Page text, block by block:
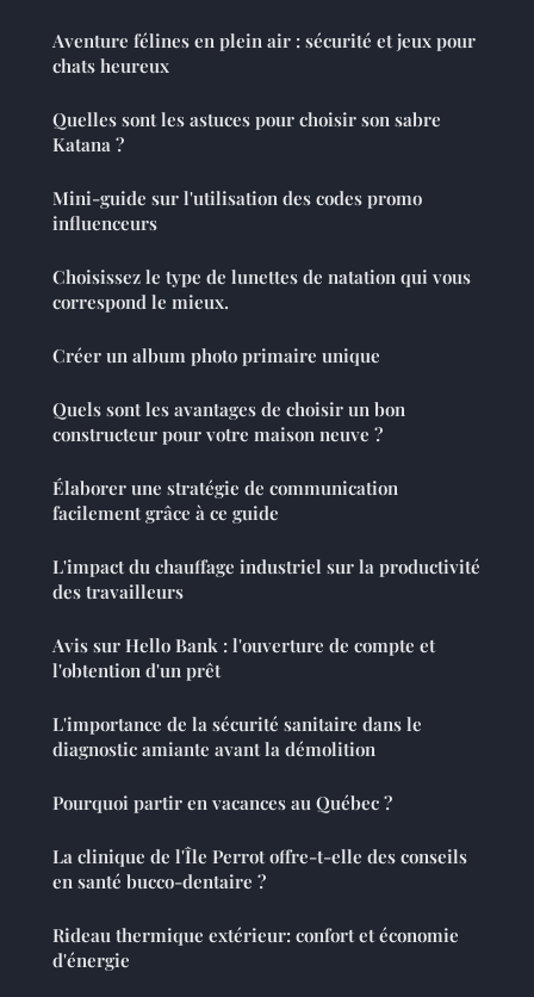
Aventure félines en plein air : sécurité et jeux pour
chats heureux
Quelles sont les astuces pour choisir son sabre
Katana ?
Mini-guide sur l'utilisation des codes promo
influenceurs
Choisissez le type de lunettes de natation qui vous
correspond le mieux.
Créer un album photo primaire unique
Quels sont les avantages de choisir un bon
constructeur pour votre maison neuve ?
Élaborer une stratégie de communication
facilement grâce à ce guide
L'impact du chauffage industriel sur la productivité
des travailleurs
Avis sur Hello Bank : l'ouverture de compte et
l'obtention d'un prêt
L'importance de la sécurité sanitaire dans le
diagnostic amiante avant la démolition
Pourquoi partir en vacances au Québec ?
La clinique de l'Île Perrot offre-t-elle des conseils
en santé bucco-dentaire ?
Rideau thermique extérieur: confort et économie
d'énergie